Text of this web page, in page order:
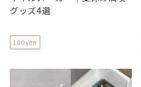
グッズ4選
100yen